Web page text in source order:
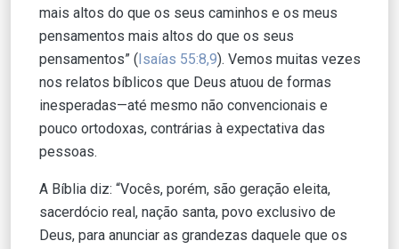
mais altos do que os seus caminhos e os meus
pensamentos mais altos do que os seus
pensamentos” (Isaías 55:8,9). Vemos muitas vezes
nos relatos bíblicos que Deus atuou de formas
inesperadas—até mesmo não convencionais e
pouco ortodoxas, contrárias à expectativa das
pessoas.
A Bíblia diz: “Vocês, porém, são geração eleita,
sacerdócio real, nação santa, povo exclusivo de
Deus, para anunciar as grandezas daquele que os